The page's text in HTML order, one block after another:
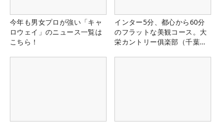
今年も男女プロが強い「キャ
ロウェイ」のニュース一覧は
こちら！
インター5分、都心から60分
のフラットな美観コース。大
栄カントリー俱楽部（千葉